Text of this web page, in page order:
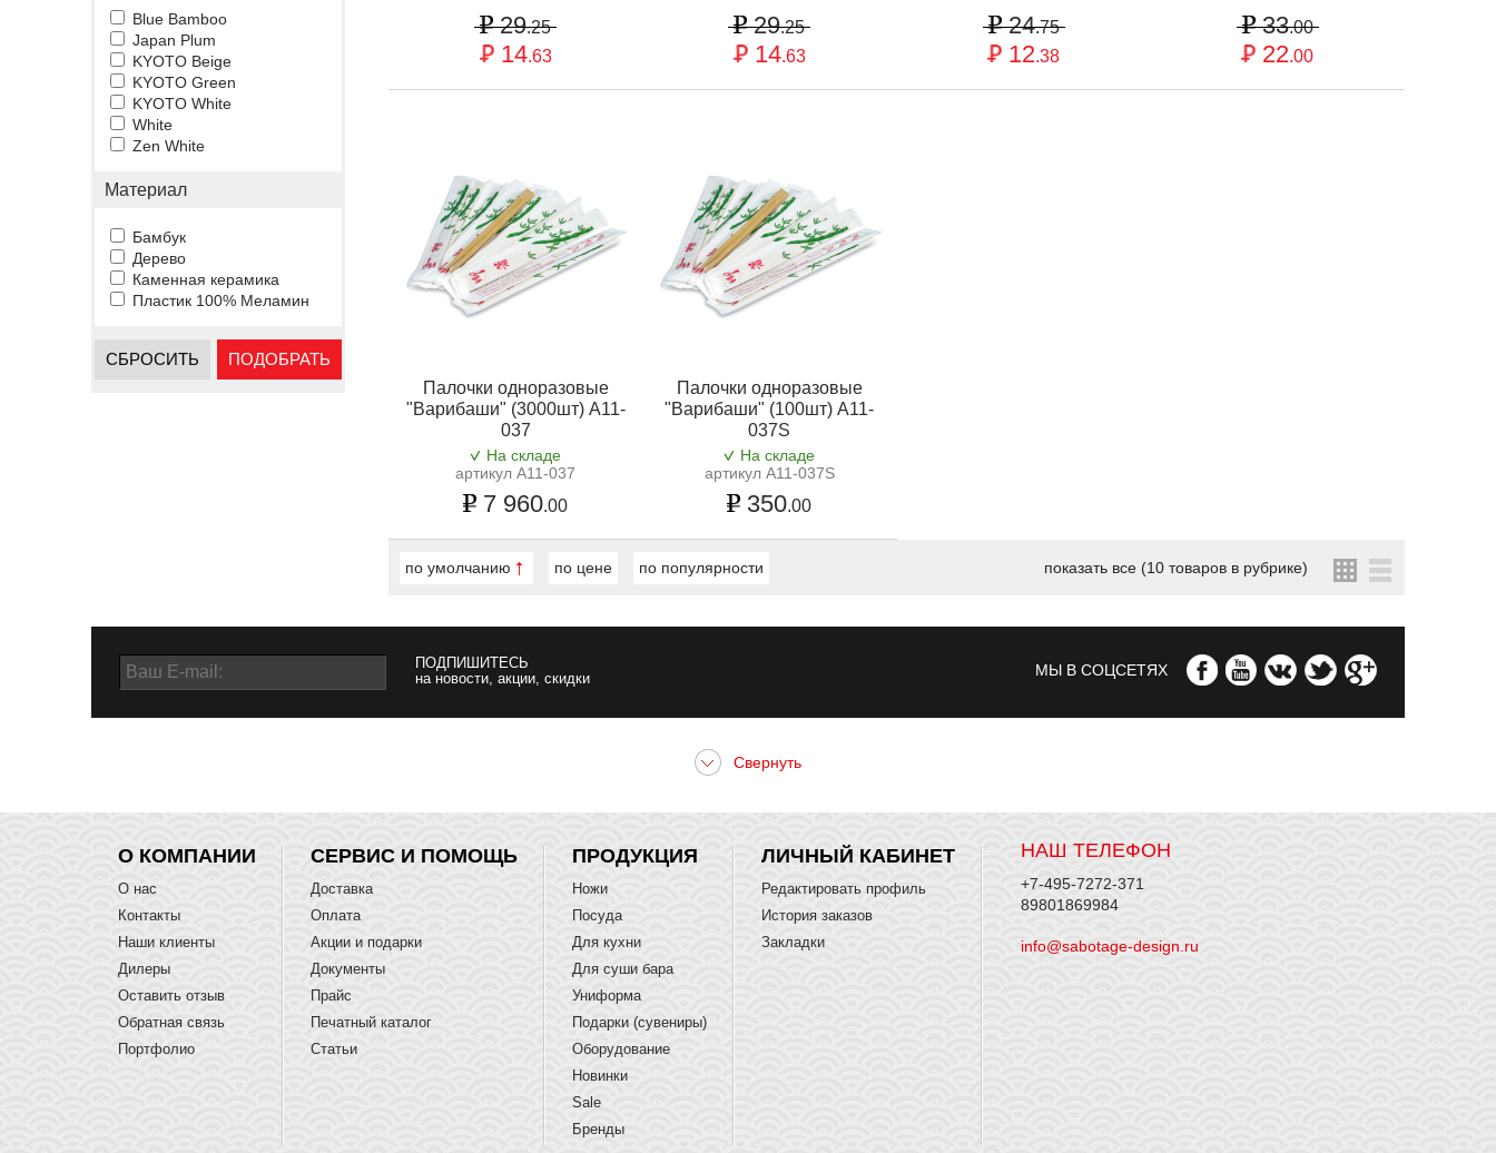
Blue Bamboo
Japan Plum
KYOTO Beige
KYOTO Green
KYOTO White
White
Zen White
Материал
Бамбук
Дерево
Каменная керамика
Пластик 100% Меламин
СБРОСИТЬ ПОДОБРАТЬ
29.25
14.63
29.25
14.63
24.75
12.38
33.00
22.00
Палочки одноразовые
"Варибаши" (3000шт) A11-
037
На складе
артикул A11-037
7 960.00
Палочки одноразовые
"Варибаши" (100шт) A11-
037S
На складе
артикул A11-037S
350.00
по умолчанию по цене по популярности показать все (10 товаров в рубрике)
ПОДПИШИТЕСЬ
на новости, акции, скидки
МЫ В СОЦСЕТЯХ
НАШ ТЕЛЕФОН
+7-495-7272-371
89801869984
info@sabotage-design.ru
О КОМПАНИИ
О нас
Контакты
Наши клиенты
Дилеры
Оставить отзыв
Обратная связь
Портфолио
СЕРВИС И ПОМОЩЬ
Доставка
Оплата
Акции и подарки
Документы
Прайс
Печатный каталог
Статьи
ПРОДУКЦИЯ
Ножи
Посуда
Для кухни
Для суши бара
Униформа
Подарки (сувениры)
Оборудование
Новинки
Sale
Бренды
ЛИЧНЫЙ КАБИНЕТ
Редактировать профиль
История заказов
Закладки